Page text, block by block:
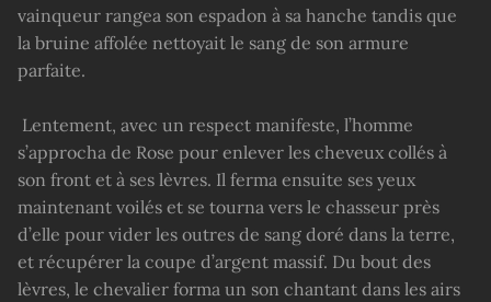
vainqueur rangea son espadon à sa hanche tandis que
la bruine affolée nettoyait le sang de son armure
parfaite.
Lentement, avec un respect manifeste, l’homme
s’approcha de Rose pour enlever les cheveux collés à
son front et à ses lèvres. Il ferma ensuite ses yeux
maintenant voilés et se tourna vers le chasseur près
d’elle pour vider les outres de sang doré dans la terre,
et récupérer la coupe d’argent massif. Du bout des
lèvres, le chevalier forma un son chantant dans les airs